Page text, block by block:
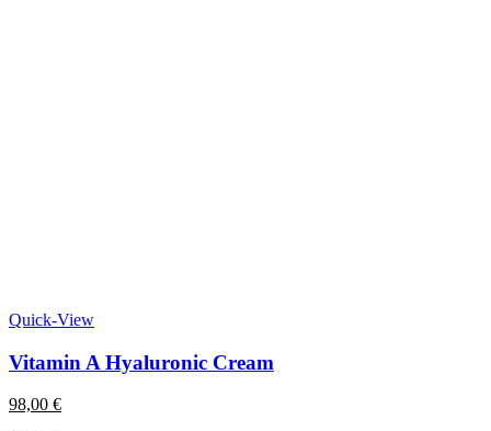
Quick-View
Vitamin A Hyaluronic Cream
98,00 €